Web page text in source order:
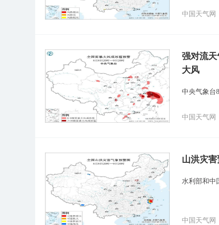
中国天气网
强对流
大风
中央气象台
中国天气网
山洪灾
水利部和中
中国天气网